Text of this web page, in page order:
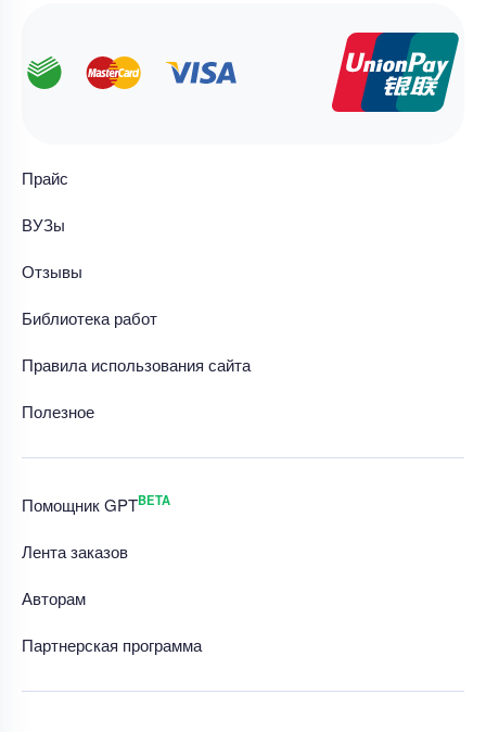
Прайс
ВУЗы
Отзывы
Библиотека работ
Правила использования сайта
Полезное
Помощник GPTBETA
Лента заказов
Авторам
Партнерская программа